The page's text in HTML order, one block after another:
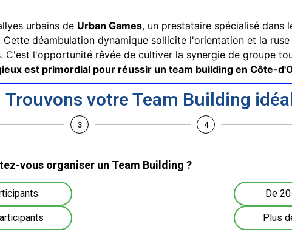
urbains de Urban Games, un prestataire spécialisé dans
déambulation dynamique sollicite l'orientation et la
C'est l'opportunité rêvée de cultiver la synergie de groupe
est primordial pour réussir un team building en Côte-
Trouvons votre Team Building
3 4
vous organiser un Team Building ?
De
Plus